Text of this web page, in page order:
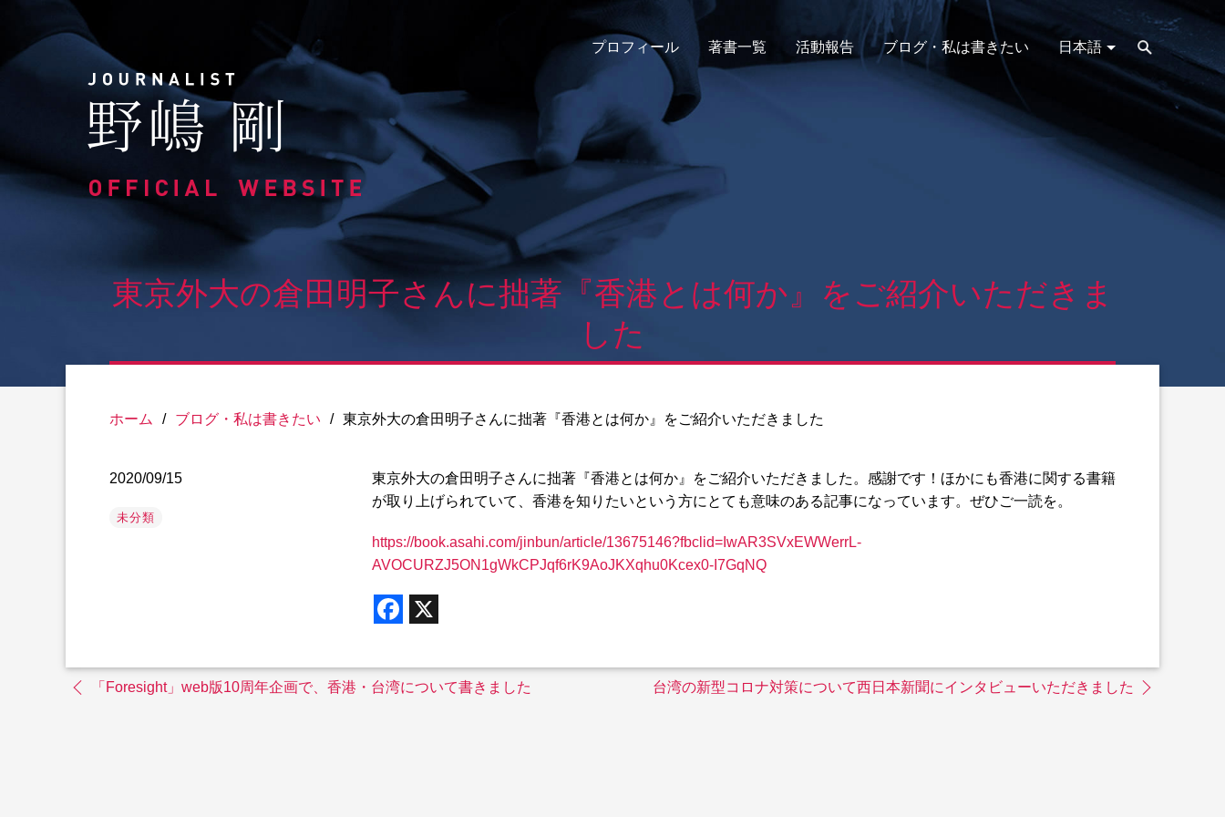
content
プロフィール 著書一覧 活動報告 ブログ・私は書きたい 日本語
東京外大の倉田明子さんに拙著『香港とは何か』をご紹介いただきま
した
ホーム / ブログ・私は書きたい / 東京外大の倉田明子さんに拙著『香港とは何か』をご紹介いただきました
2020/09/15
未分類
東京外大の倉田明子さんに拙著『香港とは何か』をご紹介いただきました。感謝です！ほかにも香港に関する書籍
が取り上げられていて、香港を知りたいという方にとても意味のある記事になっています。ぜひご一読を。
https://book.asahi.com/jinbun/article/13675146?fbclid=IwAR3SVxEWWerrL-
AVOCURZJ5ON1gWkCPJqf6rK9AoJKXqhu0Kcex0-I7GqNQ
F
o
o
「Foresight」web版10周年企画で、香港・台湾について書きました 台湾の新型コロナ対策について西日本新聞にインタビューいただきました